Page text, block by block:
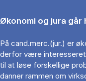
Økonomi og jura går
På cand.merc.(jur.) er
derfor være interesseret
til at løse forskellige
danner rammen om